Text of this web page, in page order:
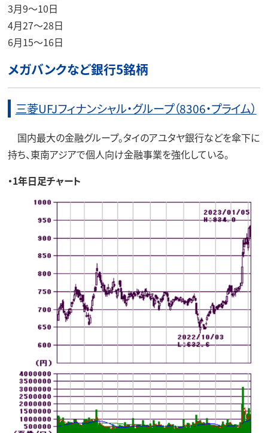
3月9～10日
4月27～28日
6月15～16日
メガバンクなど銀行5銘柄
三菱UFJフィナンシャル・グループ（8306・プライム）
国内最大の金融グループ。タイのアユタヤ銀行などを傘下に
持ち、東南アジアで個人向け金融事業を強化している。
・1年日足チャート